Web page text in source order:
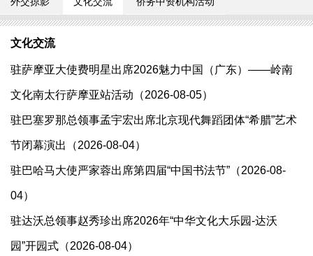
文化交流
驻萨摩亚大使费明星出席2026魅力中国（广东）——岭南
文化南太行萨摩亚站活动（2026-08-05）
驻巴塞罗那总领事孟宇宏出席北京现代舞蹈团体“希腊”艺术
节闭幕演出（2026-08-04）
驻巴哈马大使严家蓉出席第四届“中国书法节”（2026-08-
04）
驻达沃总领事赵秀珍出席2026年“中华文化大乐园-达沃
园”开园式（2026-08-04）